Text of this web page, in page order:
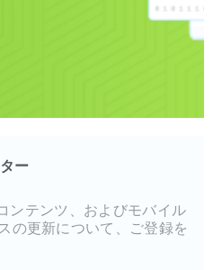
ー
ンテンツ、およびモバイル
の更新について、ご登録を